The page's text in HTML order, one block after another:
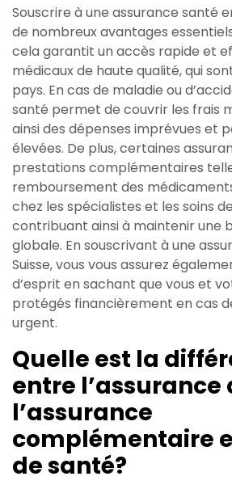
Souscrire à une assurance santé
de nombreux avantages
cela garantit un accès rapide et
médicaux de haute qualité, qui
pays. En cas de maladie ou
santé permet de couvrir les frais
ainsi des dépenses imprévues et
élevées. De plus, certaines
prestations complémentaires
remboursement des
chez les spécialistes et les soins
contribuant ainsi à maintenir une
globale. En souscrivant à une
Suisse, vous vous assurez
d’esprit en sachant que vous et
protégés financièrement en cas
urgent.
Quelle est la
entre l’assurance
l’assurance
complémentaire
de santé?